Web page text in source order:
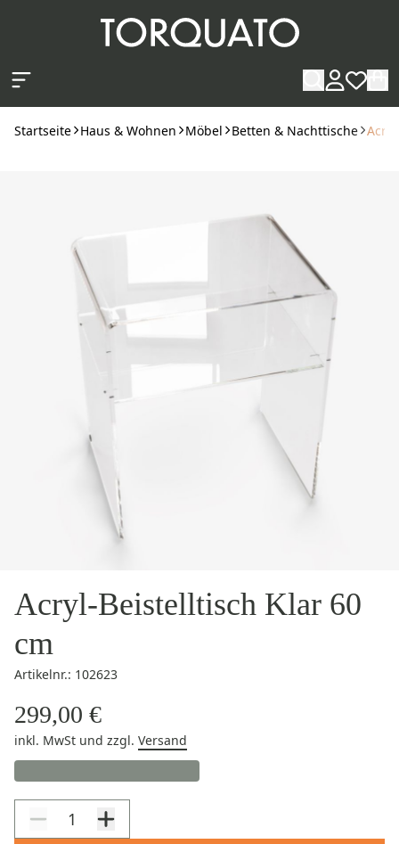
Startseite Haus & Wohnen Möbel Betten & Nachttische
Acryl-Beistelltisch Klar 60
cm
Artikelnr.: 102623
299,00 €
inkl. MwSt und zzgl. Versand